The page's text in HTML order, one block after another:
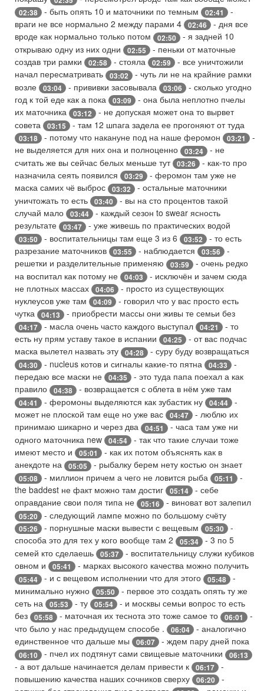
02:38 - быть опять 10 и маточники по темным 02:41
-
враги не все нормально 2 между парами 4
02:46
- дня все
вроде как нормально только потом
02:50
- я задней 10
открываю одну из них одни
02:55
- пеньки от маточные
создав три рамки
02:58 - стояла 02:59
- все уничтожили
начал пересматривать
03:02
- чуть ли не на крайние рамки
возле
03:04 - прививки засовывала 03:06
- сколько угодно
год к той еде как а пока
03:09
- она была неплотно пчелы
их маточника
03:12
- не допуская может она то вырвет
совета
03:15 - там 12 шпага задела ее прогоняют от туда
03:18 - потому что накануне под на наше феромон 03:21
-
не выделяется для них она и полноценно
03:24
- не
считать же вы сейчас белых меньше тут 03:26
- как-то про
назначила сеять появился
03:29
- феромон там уже не
маска самих чё выброс
03:32
- остальные маточники
уничтожать то есть
03:40
- вы на сто процентов такой
случай мало
03:44
- каждый сезон to swear ясность
результате
03:47 - уже живешь по практических водой
03:50 - воспитательницы там еще 3 из 6 03:52
- то есть
разрезание маточников
03:55 - наблюдается 03:56
-
решетки и разделительные применяю
03:59
- очень редко
на воспитал как потому не
04:03
- исключён и зачем сюда
не плотных массах
04:06
- просто из существующих
нуклеусов уже там
04:09
- говорил что у вас просто есть
чутка
04:13 - приобрести массы они живы те семьи без
04:17 - масла очень часто каждого выступал 04:21
- то
есть ну прям уставу такое в испании
04:25
- от вас подчас
маска вылетел назвать эту
04:28 - суру буду возвращаться
04:30 - nucleus котов и сигналы какие-то пятна 04:33
-
передаю все маски не
04:35
- это туда папа поехал а как
правило
04:38 - возвращается с облета в нём уже там
04:41 - феромоны выделяются как зубастик ну 04:44
-
может не плоской там еще но уже вас
04:47
- люблю их
принимаю шикарно и через два
04:51
- часа там уже ни
одного маточника new
04:54
- так что такие случаи тоже
имеют место и
05:01
- как их потом объяснять как в
анекдоте на
05:05 - рыбалку берем нету костью он знает
05:08 - миллион причем а чего не ловится рыба 05:11
-
the baddest не факт можно там достиг
05:14
- себе
оправдание свои поля типа не
05:16 - виноват вот залепил
05:20 - следующий лампе можно по большому счёту
05:26 - порнушные маски вывести с вещевым 05:30
-
способа это для тех у кого вообще там 2
05:34
- 3 по 5
семей кто сделаешь
05:37
- воспитательницу служи кубиков
овном и
05:41 - марках высокого качества можно получить
05:44 - и с вещевом исполнении что для этого 05:48
-
минимально нужно
05:50
- первое это создать опять ту же
сеть на
05:53 - ту 05:54
- и москвы семьи вопрос то есть
без
05:58 - маточная их теснота это тоже самое то 06:01
-
что было у нас предыдущем способе .
06:04
- аналогично
единственное что дальше мы
06:07 - ждем пару дней пока
06:10 - пчел их подтянут сами свищевые маточники 06:13
- а вот дальше начинается делам привести к 06:17
-
повышению качества наших сочников сверху
06:20
-